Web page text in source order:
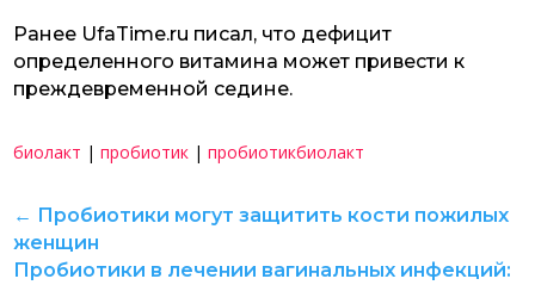
Ранее UfaTime.ru писал, что дефицит
определенного витамина может привести к
преждевременной седине.
биолакт |пробиотик |пробиотикбиолакт
← Пробиотики могут защитить кости пожилых
женщин
Пробиотики в лечении вагинальных инфекций: